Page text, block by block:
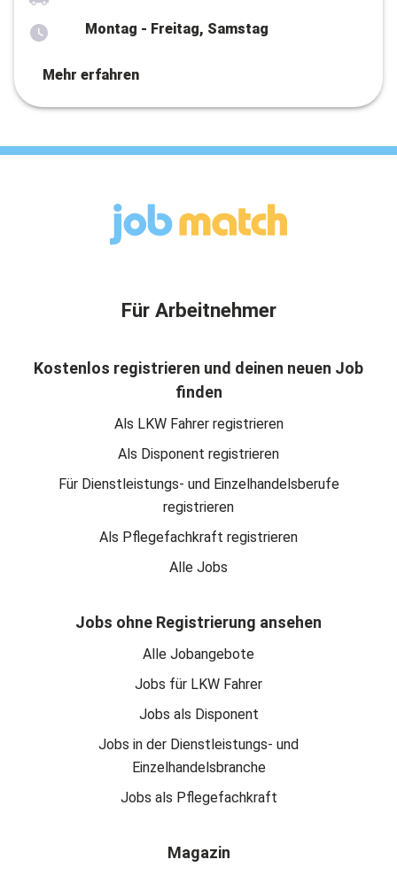
Montag - Freitag, Samstag
Mehr erfahren
Für Arbeitnehmer
Kostenlos registrieren und deinen neuen Job
finden
Als LKW Fahrer registrieren
Als Disponent registrieren
Für Dienstleistungs- und Einzelhandelsberufe
registrieren
Als Pflegefachkraft registrieren
Alle Jobs
Jobs ohne Registrierung ansehen
Alle Jobangebote
Jobs für LKW Fahrer
Jobs als Disponent
Jobs in der Dienstleistungs- und
Einzelhandelsbranche
Jobs als Pflegefachkraft
Magazin